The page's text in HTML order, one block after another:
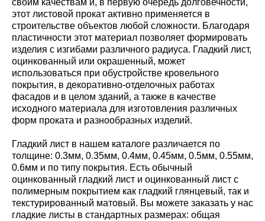
своим качествам и, в первую очередь долговечности,
этот листовой прокат активно применяется в
строительстве объектов любой сложности. Благодаря
пластичности этот материал позволяет формировать
изделия с изгибами различного радиуса. Гладкий лист,
оцинкованный или окрашенный, может
использоваться при обустройстве кровельного
покрытия, в декоративно-отделочных работах
фасадов и в целом зданий, а также в качестве
исходного материала для изготовления различных
форм проката и разнообразных изделий.
Гладкий лист в нашем каталоге различается по
толщине: 0.3мм, 0.35мм, 0.4мм, 0.45мм, 0.5мм, 0.55мм,
0.6мм и по типу покрытия. Есть обычный
оцинкованный гладкий лист и оцинкованный лист с
полимерным покрытием как гладкий глянцевый, так и
текстурированный матовый. Вы можете заказать у нас
гладкие листы в стандартных размерах: общая